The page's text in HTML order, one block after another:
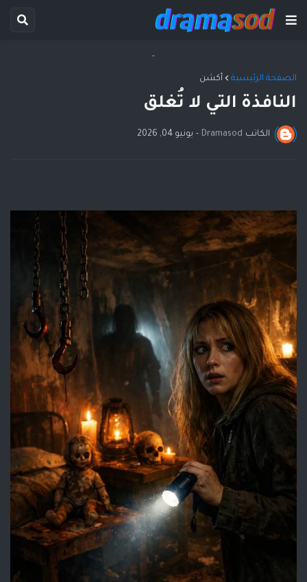
-
الصفحة الرئيسية أكشن
النافذة التي لا تُغلق
الكاتب Dramasod
- يونيو 04, 2026